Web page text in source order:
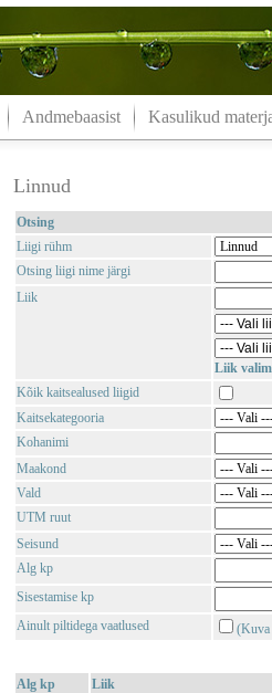
Andmebaasist Kasulikud
Linnud
Otsing
Liigi rühm
Otsing liigi nime järgi
Liik
Liik
Kõik kaitsealused liigid
Kaitsekategooria
Kohanimi
Maakond
Vald
UTM ruut
Seisund
Alg kp
Sisestamise kp
Ainult piltidega vaatlused
(Kuva
Alg kp
Liik